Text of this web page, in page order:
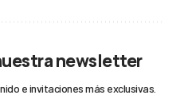
newsletter
e invitaciones más exclusivas.